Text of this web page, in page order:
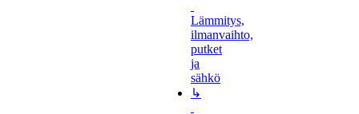
Lämmitys,
ilmanvaihto,
putket
ja
sähkö
↳